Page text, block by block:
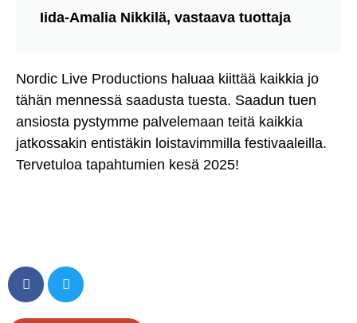
Iida-Amalia Nikkilä, vastaava tuottaja
Nordic Live Productions haluaa kiittää kaikkia jo
tähän mennessä saadusta tuesta. Saadun tuen
ansiosta pystymme palvelemaan teitä kaikkia
jatkossakin entistäkin loistavimmilla festivaaleilla.
Tervetuloa tapahtumien kesä 2025!